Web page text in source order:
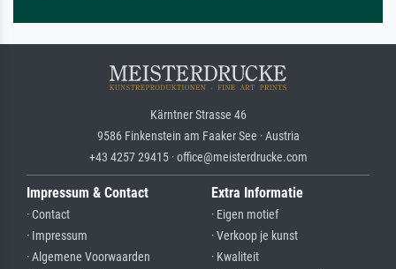
Kärntner Strasse 46
9586 Finkenstein am Faaker See · Austria
+43 4257 29415 · office@meisterdrucke.com
Impressum & Contact
· Contact
· Impressum
· Algemene Voorwaarden
Extra Informatie
· Eigen motief
· Verkoop je kunst
· Kwaliteit